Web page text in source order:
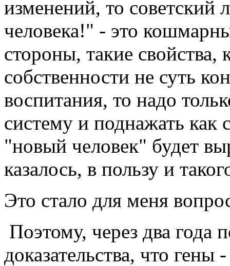
изменений, то
человека!" - это
стороны, такие
собственности не суть
воспитания, то надо
систему и поднажать как
"новый человек" будет
казалось, в пользу и
Это стало для меня
Поэтому, через два года
доказательства, что